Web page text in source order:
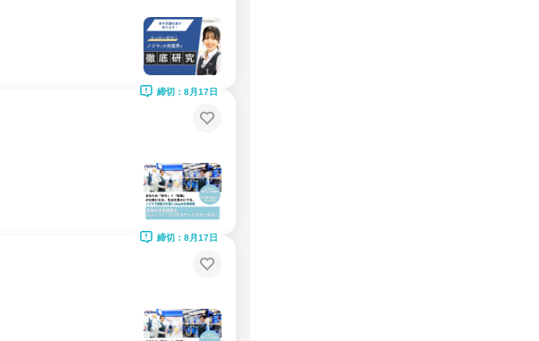
締切：8月17日
締切：8月17日